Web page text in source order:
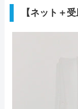
【ネット＋